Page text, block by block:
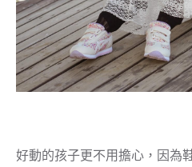
好動的孩子更不用擔心，因為